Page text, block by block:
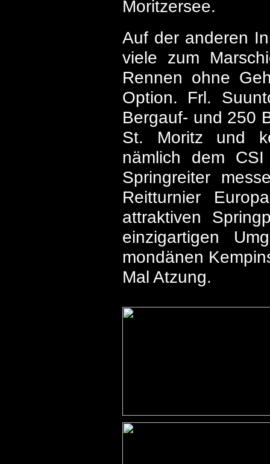
Moritzersee.
Auf der anderen
viele zum
Rennen ohne
Option. Frl.
Bergauf- und 250
St. Moritz und
nämlich dem
Springreiter
Reitturnier
attraktiven
einzigartigen
mondänen
Mal Atzung.